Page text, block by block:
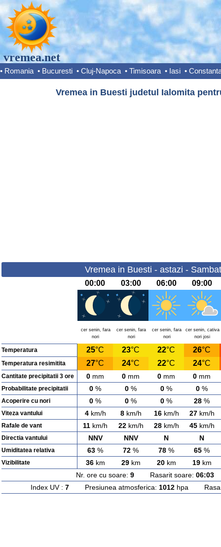
vremea.net
• Romania • Bucuresti • Cluj-Napoca • Timisoara • Iasi •
Vremea in Buesti judetul Ialomita
Vremea in Buesti - astazi -
00:00 03:00 06:00 09:00
cer senin, fara
nori
cer senin, fara
nori
cer senin, fara
nori
cer senin, cativa
nori josi
Temperatura 25°C 23°C 22°C 26°C
Temperatura resimitita 27°C 24°C 22°C 24°C
Cantitate precipitatii 3 ore 0 mm 0 mm 0 mm 0 mm
Probabilitate precipitatii 0 % 0 % 0 % 0 %
Acoperire cu nori 0 % 0 % 0 % 28 %
Viteza vantului 4km/h 8km/h 16km/h 27km/h
Rafale de vant 11 km/h 22km/h 28km/h 45km/h
Directia vantului NNV NNV N N
Umiditatea relativa 63 % 72 % 78 % 65 %
Vizibilitate 36km 29km 20km 19km
Nr. ore cu soare: 9Rasarit soare: 06:03
Index UV : 7Presiunea atmosferica: 1012hpa